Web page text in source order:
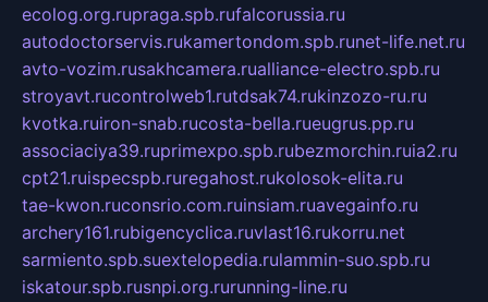
ecolog.org.rupraga.spb.rufalcorussia.ru
autodoctorservis.rukamertondom.spb.runet-life.net.ru
avto-vozim.rusakhcamera.rualliance-electro.spb.ru
stroyavt.rucontrolweb1.rutdsak74.rukinzozo-ru.ru
kvotka.ruiron-snab.rucosta-bella.rueugrus.pp.ru
associaciya39.ruprimexpo.spb.rubezmorchin.ruia2.ru
cpt21.ruispecspb.ruregahost.rukolosok-elita.ru
tae-kwon.ruconsrio.com.ruinsiam.ruavegainfo.ru
archery161.rubigencyclica.ruvlast16.rukorru.net
sarmiento.spb.suextelopedia.rulammin-suo.spb.ru
iskatour.spb.rusnpi.org.rurunning-line.ru